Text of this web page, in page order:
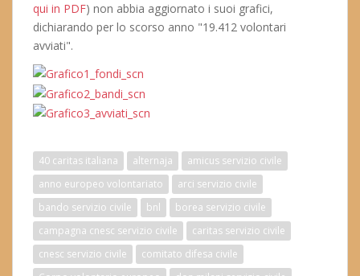
qui in PDF) non abbia aggiornato i suoi grafici,
dichiarando per lo scorso anno "19.412 volontari
avviati".
40 caritas italiana alternaja
amicus servizio civile
anno europeo volontariato
arci servizio civile
bando servizio civile
bnl
borea servizio civile
campagna cnesc servizio civile
caritas servizio civile
cnesc servizio civile
comitato difesa civile